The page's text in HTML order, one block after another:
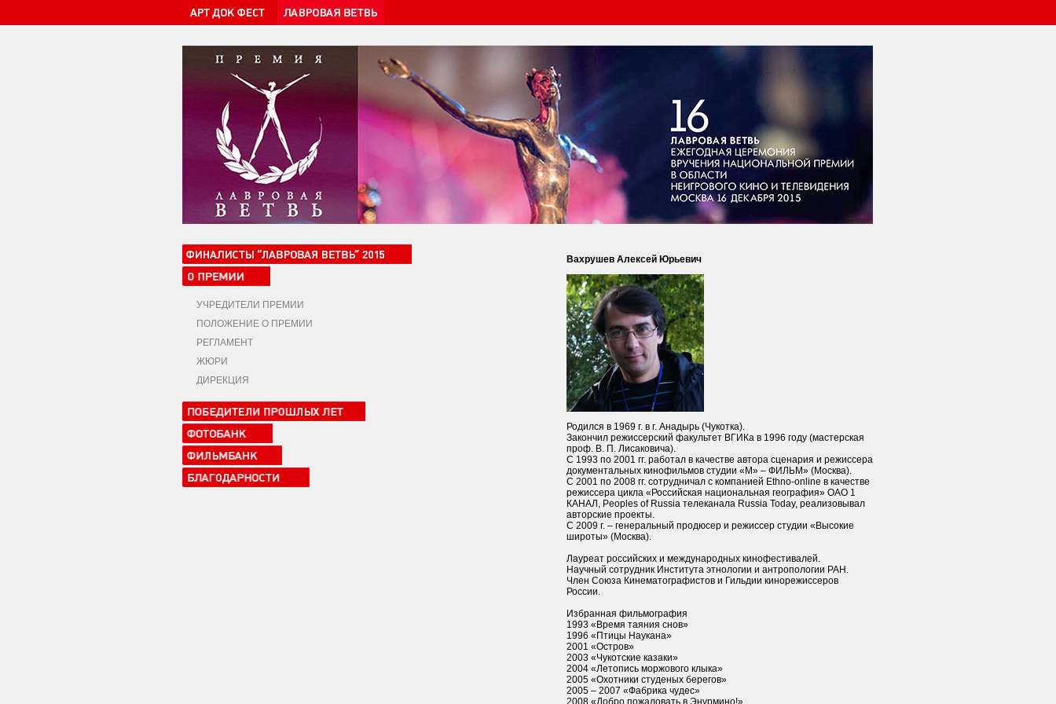
УЧРЕДИТЕЛИ ПРЕМИИ
ПОЛОЖЕНИЕ О ПРЕМИИ
РЕГЛАМЕНТ
ЖЮРИ
ДИРЕКЦИЯ
Вахрушев Алексей Юрьевич
Родился в 1969 г. в г. Анадырь (Чукотка).
Закончил режиссерский факультет ВГИКа в 1996 году (мастерская
проф. В. П. Лисаковича).
С 1993 по 2001 гг. работал в качестве автора сценария и режиссера
документальных кинофильмов студии «М» – ФИЛЬМ» (Москва).
С 2001 по 2008 гг. сотрудничал с компанией Ethno-online в качестве
режиссера цикла «Российская национальная география» ОАО 1
КАНАЛ, Peoples of Russia телеканала Russia Today, реализовывал
авторские проекты.
С 2009 г. – генеральный продюсер и режиссер студии «Высокие
широты» (Москва).
Лауреат российских и международных кинофестивалей.
Научный сотрудник Института этнологии и антропологии РАН.
Член Союза Кинематографистов и Гильдии кинорежиссеров
России.
Избранная фильмография
1993 «Время таяния снов»
1996 «Птицы Наукана»
2001 «Остров»
2003 «Чукотские казаки»
2004 «Летопись моржового клыка»
2005 «Охотники студеных берегов»
2005 – 2007 «Фабрика чудес»
2008 «Добро пожаловать в Энурмино!»